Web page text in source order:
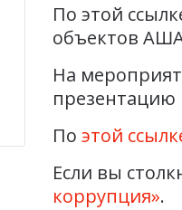
По этой
объектов
На
презентацию
По этой
Если вы
коррупция».